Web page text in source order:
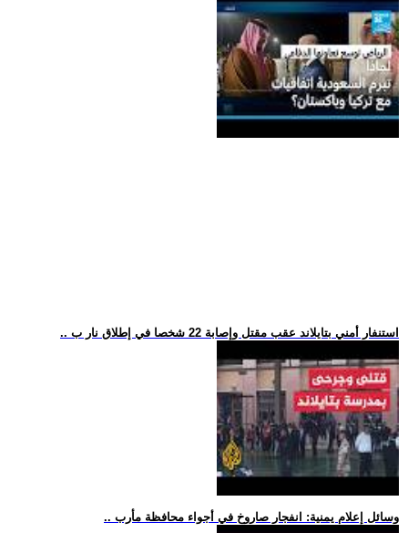
.. استنفار أمني بتايلاند عقب مقتل وإصابة 22 شخصا في إطلاق نار ب
.. وسائل إعلام يمنية: انفجار صاروخ في أجواء محافظة مأرب